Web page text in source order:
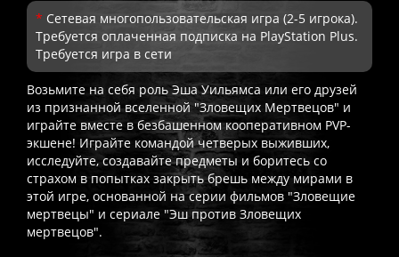
* Сетевая многопользовательская игра (2-5 игрока).
Требуется оплаченная подписка на PlayStation Plus.
Требуется игра в сети
Возьмите на себя роль Эша Уильямса или его друзей
из признанной вселенной "Зловещих Мертвецов" и
играйте вместе в безбашенном кооперативном PVP-
экшене! Играйте командой четверых выживших,
исследуйте, создавайте предметы и боритесь со
страхом в попытках закрыть брешь между мирами в
этой игре, основанной на серии фильмов "Зловещие
мертвецы" и сериале "Эш против Зловещих
мертвецов".